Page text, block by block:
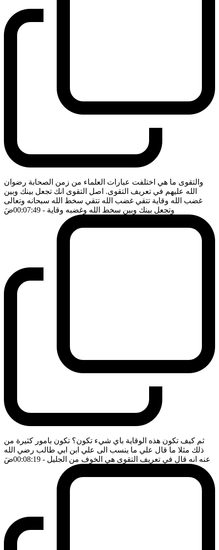
والتقوى ما هي اختلفت عبارات العلماء من زمن الصحابة رضوان
الله عليهم في تعريف التقوى. اصل التقوى انك تجعل بينك وبين
غضب الله وقاية تتقي غضب الله تتقي سخط الله سبحانه وتعالى
وتجعل بينك وبين سخط الله وغضبه وقاية - 00:07:49 ضَ
ثم كيف تكون هذه الوقاية باي شيء تكون؟ تكون بامور كثيرة من
ذلك مثلا ما قال علي ما ينسب الى علي ابن ابي طالب رضي الله
عنه انه قال في تعريف التقوى هي الخوف من الجليل - 00:08:19 ضَ